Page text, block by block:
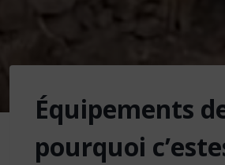
Équipements
pourquoi